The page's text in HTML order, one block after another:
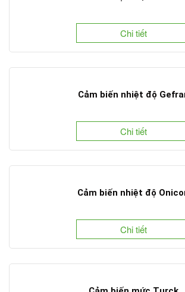
Chi tiết
Cảm biến nhiệt độ
Chi tiết
Cảm biến nhiệt độ
Chi tiết